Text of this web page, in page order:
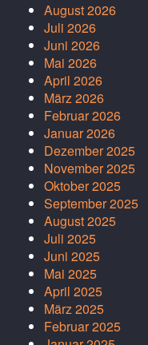
August 2026
Juli 2026
Juni 2026
Mai 2026
April 2026
März 2026
Februar 2026
Januar 2026
Dezember 2025
November 2025
Oktober 2025
September 2025
August 2025
Juli 2025
Juni 2025
Mai 2025
April 2025
März 2025
Februar 2025